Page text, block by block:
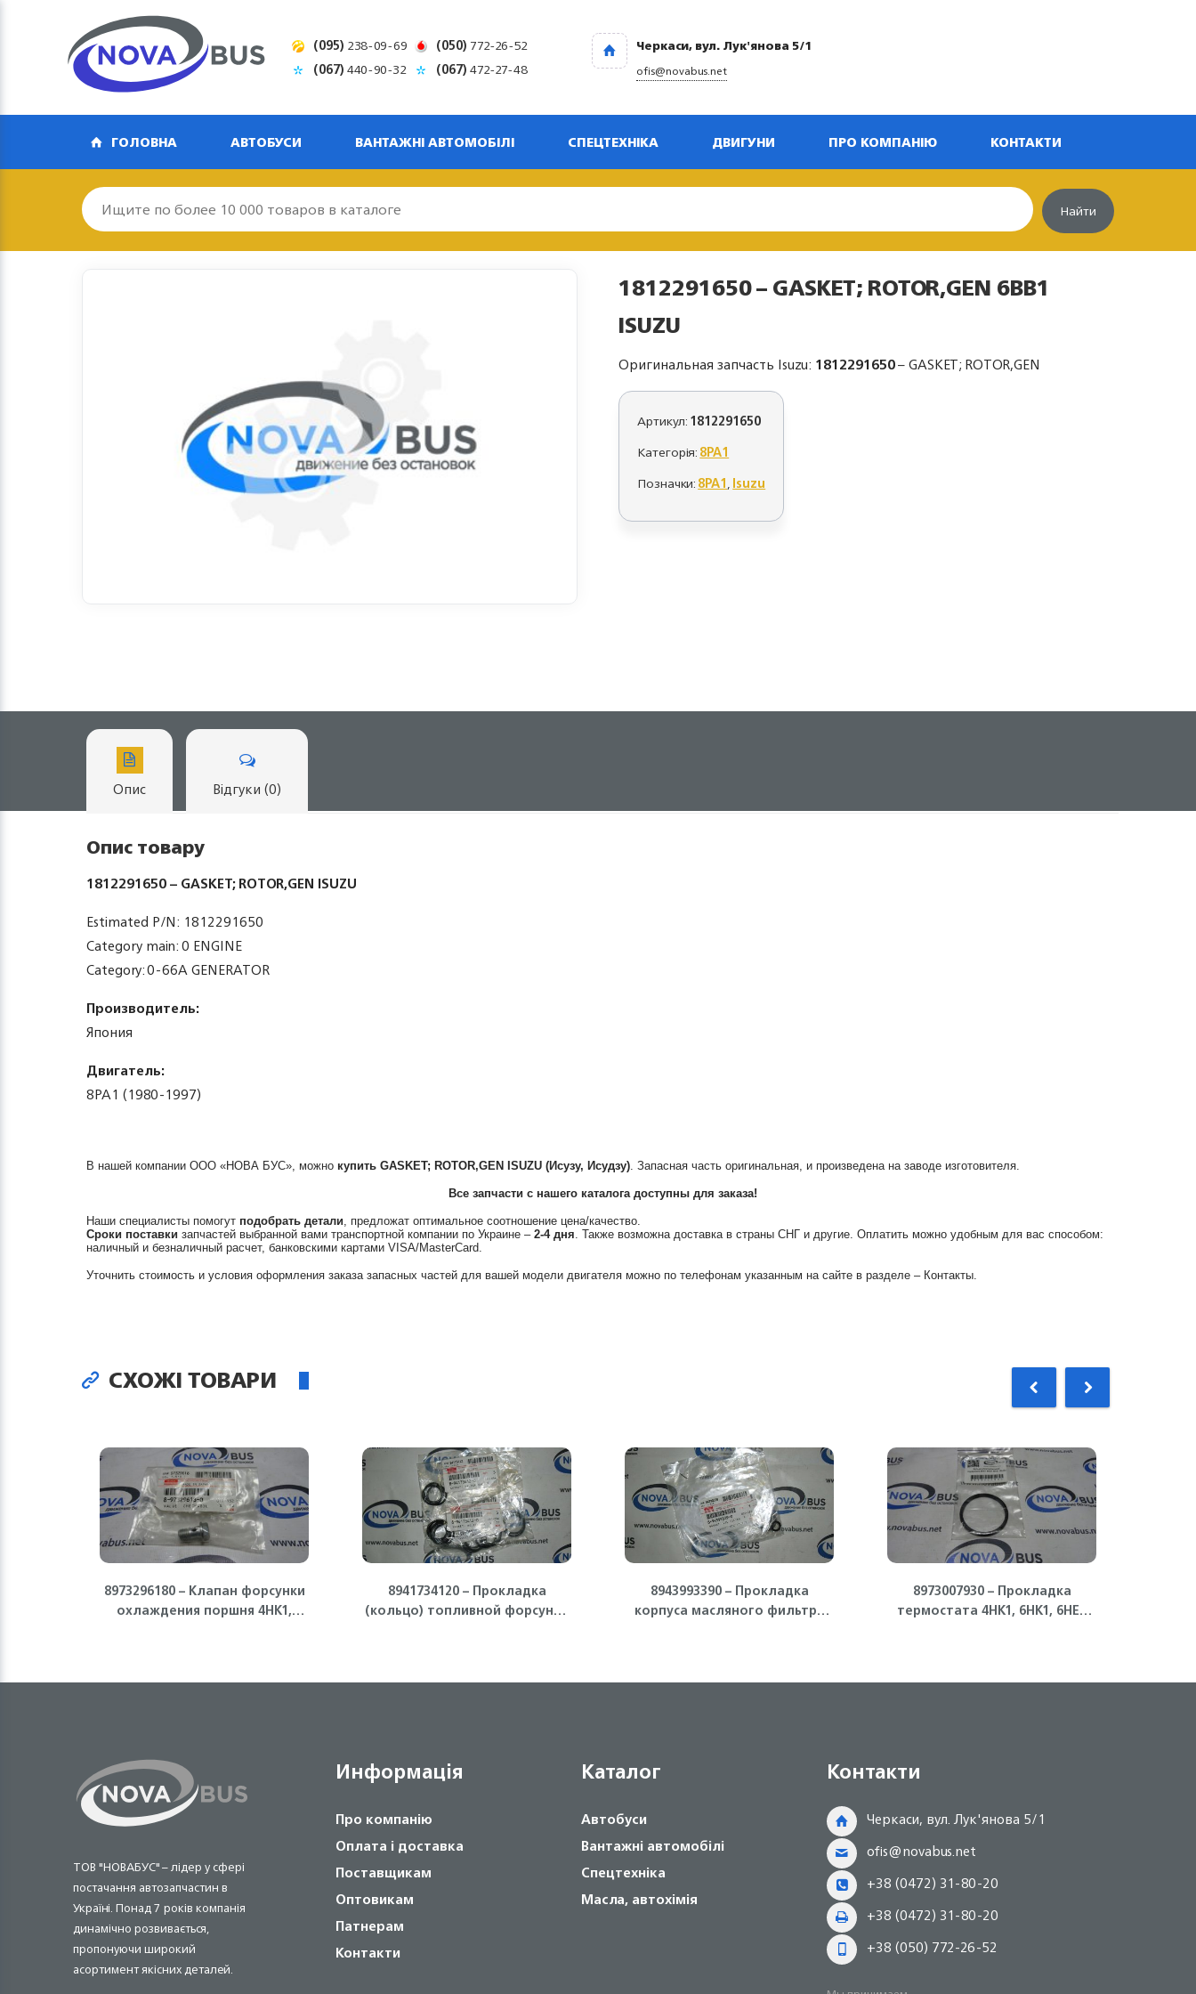
(095) 238-09-69 (050) 772-26-52
(067)440-90-32 (067)472-27-48
Черкаси, вул. Лук'янова 5/1
ofis@novabus.net
ГОЛОВНА АВТОБУСИ ВАНТАЖНІ АВТОМОБІЛІ СПЕЦТЕХНІКА ДВИГУНИ ПРО КОМПАНІЮ КОНТАКТИ
Найти
1812291650 – GASKET; ROTOR,GEN 6BB1
ISUZU
Оригинальная запчасть Isuzu: 1812291650– GASKET; ROTOR,GEN
Артикул:1812291650
Категорія:8PA1
Позначки:8PA1,Isuzu
Опис Відгуки (0)
Опис товару
1812291650 – GASKET; ROTOR,GEN ISUZU
Estimated P/N: 1812291650
Category main: 0 ENGINE
Category: 0-66A GENERATOR
Производитель:
Япония
Двигатель:
8PA1 (1980-1997)
В нашей компании ООО «НОВА БУС», можно купить GASKET; ROTOR,GEN ISUZU (Исузу, Исудзу). Запасная часть оригинальная, и произведена на заводе изготовителя.
Все запчасти с нашего каталога доступны для заказа!
Наши специалисты помогут подобрать детали, предложат оптимальное соотношение цена/качество.
Сроки поставки запчастей выбранной вами транспортной компании по Украине – 2-4 дня. Также возможна доставка в страны СНГ и другие. Оплатить можно удобным для вас способом:
наличный и безналичный расчет, банковскими картами VISA/MasterCard.
Уточнить стоимость и условия оформления заказа запасных частей для вашей модели двигателя можно по телефонам указанным на сайте в разделе – Контакты.
СХОЖІ ТОВАРИ
8973296180 – Клапан форсунки
охлаждения поршня 4HK1,
8941734120 – Прокладка
(кольцо) топливной форсунки
8943993390 – Прокладка
корпуса масляного фильтра
8973007930 – Прокладка
термостата 4HK1, 6HK1, 6HE1
ТОВ "НОВАБУС" – лідер у сфері
постачання автозапчастин в
Україні. Понад 7 років компанія
динамічно розвивається,
пропонуючи широкий
асортимент якісних деталей.
Информація
Про компанію
Оплата і доставка
Поставщикам
Оптовикам
Патнерам
Контакти
Каталог
Автобуси
Вантажні автомобілі
Спецтехніка
Масла, автохімія
Контакти
Черкаси, вул. Лук'янова 5/1
ofis@novabus.net
+38 (0472) 31-80-20
+38 (0472) 31-80-20
+38 (050) 772-26-52